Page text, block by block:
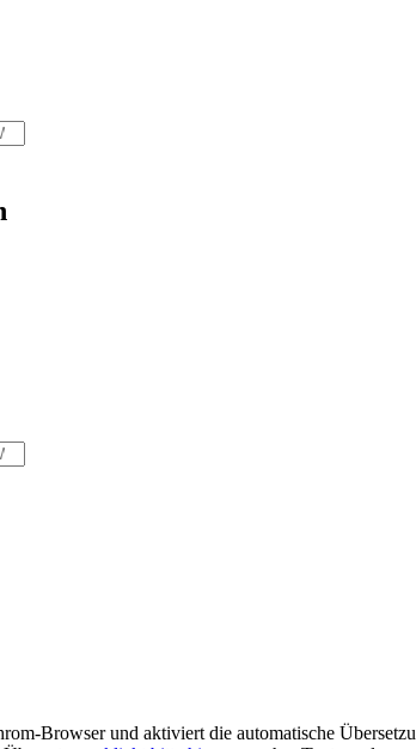
Browser und aktiviert die automatische